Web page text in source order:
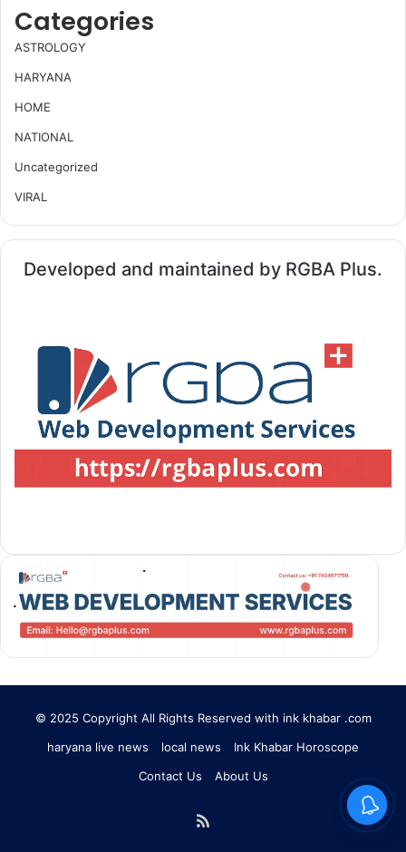
Categories
ASTROLOGY
HARYANA
HOME
NATIONAL
Uncategorized
VIRAL
Developed and maintained by RGBA Plus.
© 2025 Copyright All Rights Reserved with ink khabar .com
haryana live news
local news
Ink Khabar Horoscope
Contact Us
About Us